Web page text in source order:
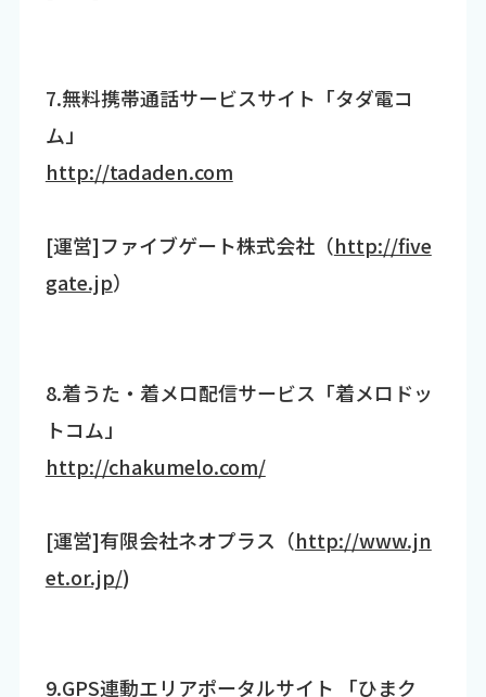
7.無料携帯通話サービスサイト「タダ電コ
ム」
http://tadaden.com
[運営]ファイブゲート株式会社（http://five
gate.jp）
8.着うた・着メロ配信サービス「着メロドッ
トコム」
http://chakumelo.com/
[運営]有限会社ネオプラス（http://www.jn
et.or.jp/)
9.GPS連動エリアポータルサイト 「ひまク